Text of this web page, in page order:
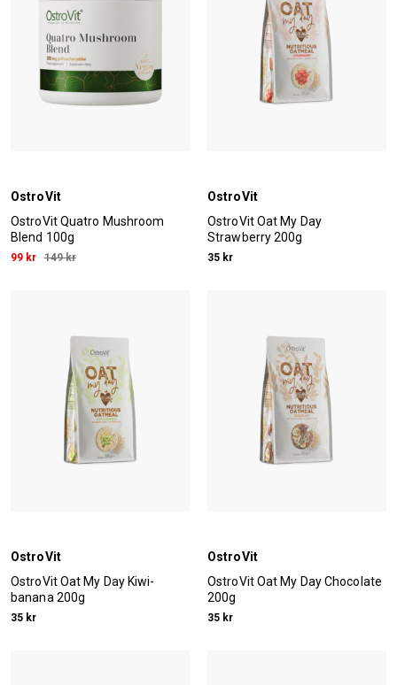
OstroVit
OstroVit Quatro Mushroom
Blend 100g
99 kr 149 kr
OstroVit
OstroVit Oat My Day
Strawberry 200g
35 kr
OstroVit
OstroVit Oat My Day Kiwi-
banana 200g
35 kr
OstroVit
OstroVit Oat My Day Chocolate
200g
35 kr